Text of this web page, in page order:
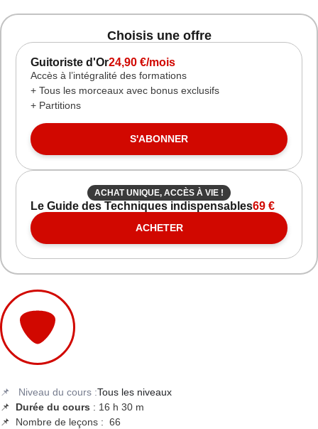
Choisis une offre
Guitoriste d'Or24,90 €/mois
Accès à l’intégralité des formations
+ Tous les morceaux avec bonus exclusifs
+ Partitions
S'ABONNER
ACHAT UNIQUE, ACCÈS À VIE !
Le Guide des Techniques indispensables69 €
ACHETER
📌 Niveau du cours :Tous les niveaux
📌
Durée du cours : 16 h 30 m
📌 Nombre de leçons : 66